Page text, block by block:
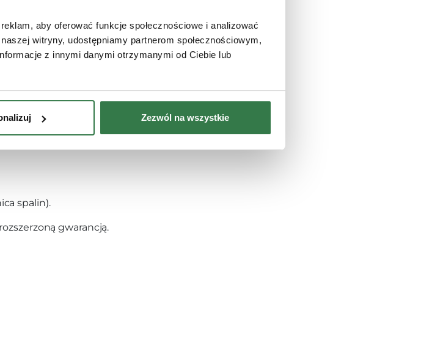
aby oferować funkcje społecznościowe i analizować
witryny, udostępniamy partnerom społecznościowym,
z innymi danymi otrzymanymi od Ciebie lub
Zezwól na wszystkie
spalin).
gwarancją.